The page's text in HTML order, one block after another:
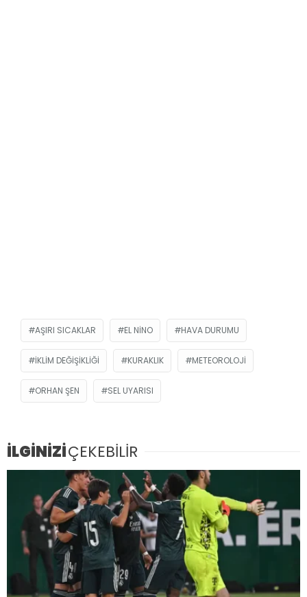
AŞIRI SICAKLAR EL NINO HAVA DURUMU
İKLIM DEĞIŞIKLIĞI KURAKLIK METEOROLOJI
ORHAN ŞEN SEL UYARISI
İLGİNİZİÇEKEBİLİR